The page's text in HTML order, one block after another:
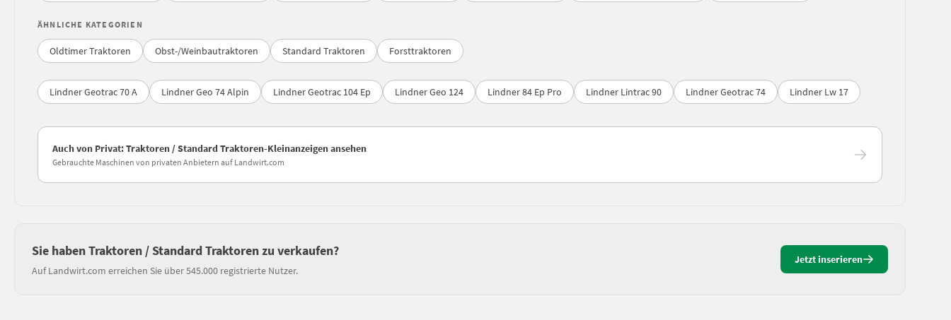
ÄHNLICHE KATEGORIEN
Oldtimer Traktoren Obst-/Weinbautraktoren Standard Traktoren Forsttraktoren
Lindner Geotrac 70 A Lindner Geo 74 Alpin Lindner Geotrac 104 Ep Lindner Geo 124 Lindner 84 Ep Pro Lindner Lintrac 90 Lindner Geotrac 74 Lindner Lw 17
Auch von Privat: Traktoren / Standard Traktoren-Kleinanzeigen ansehen
Gebrauchte Maschinen von privaten Anbietern auf Landwirt.com
Sie haben Traktoren / Standard Traktoren zu verkaufen?
Auf Landwirt.com erreichen Sie über 545.000 registrierte Nutzer.
Jetzt inserieren